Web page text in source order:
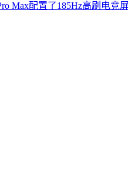
Max配置了185Hz高刷电竞